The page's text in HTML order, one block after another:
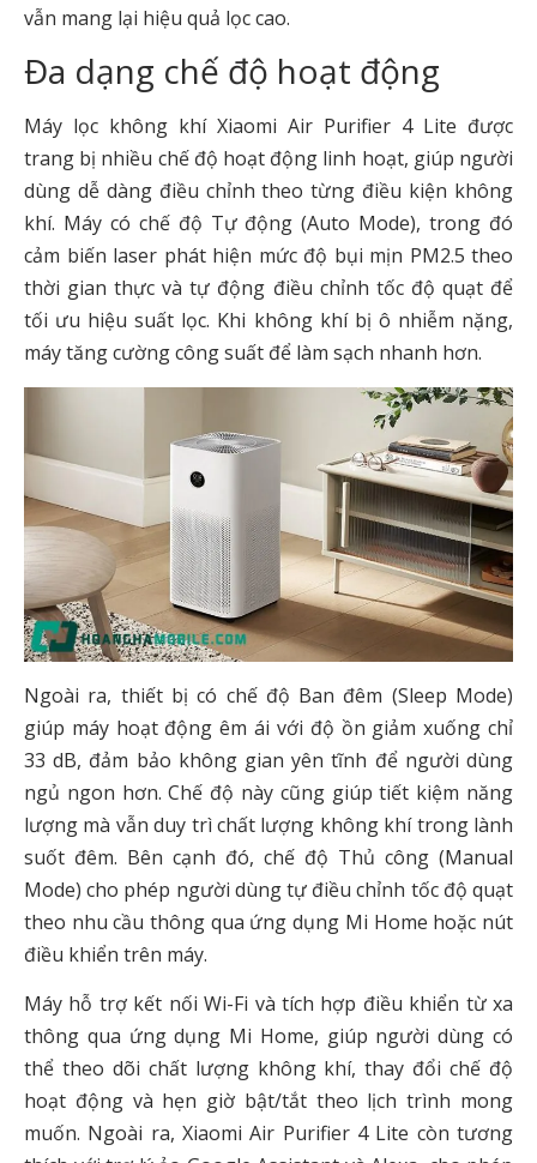
vẫn mang lại hiệu quả lọc cao.
Đa dạng chế độ hoạt động
Máy lọc không khí Xiaomi Air Purifier 4 Lite được
trang bị nhiều chế độ hoạt động linh hoạt, giúp người
dùng dễ dàng điều chỉnh theo từng điều kiện không
khí. Máy có chế độ Tự động (Auto Mode), trong đó
cảm biến laser phát hiện mức độ bụi mịn PM2.5 theo
thời gian thực và tự động điều chỉnh tốc độ quạt để
tối ưu hiệu suất lọc. Khi không khí bị ô nhiễm nặng,
máy tăng cường công suất để làm sạch nhanh hơn.
Ngoài ra, thiết bị có chế độ Ban đêm (Sleep Mode)
giúp máy hoạt động êm ái với độ ồn giảm xuống chỉ
33 dB, đảm bảo không gian yên tĩnh để người dùng
ngủ ngon hơn. Chế độ này cũng giúp tiết kiệm năng
lượng mà vẫn duy trì chất lượng không khí trong lành
suốt đêm. Bên cạnh đó, chế độ Thủ công (Manual
Mode) cho phép người dùng tự điều chỉnh tốc độ quạt
theo nhu cầu thông qua ứng dụng Mi Home hoặc nút
điều khiển trên máy.
Máy hỗ trợ kết nối Wi-Fi và tích hợp điều khiển từ xa
thông qua ứng dụng Mi Home, giúp người dùng có
thể theo dõi chất lượng không khí, thay đổi chế độ
hoạt động và hẹn giờ bật/tắt theo lịch trình mong
muốn. Ngoài ra, Xiaomi Air Purifier 4 Lite còn tương